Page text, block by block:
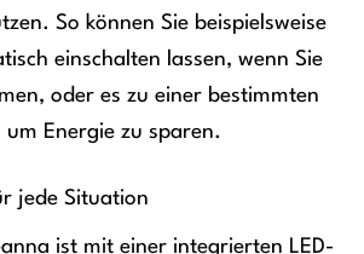
So können Sie beispielsweise
einschalten lassen, wenn Sie
oder es zu einer bestimmten
Energie zu sparen.
jede Situation
ist mit einer integrierten LED-